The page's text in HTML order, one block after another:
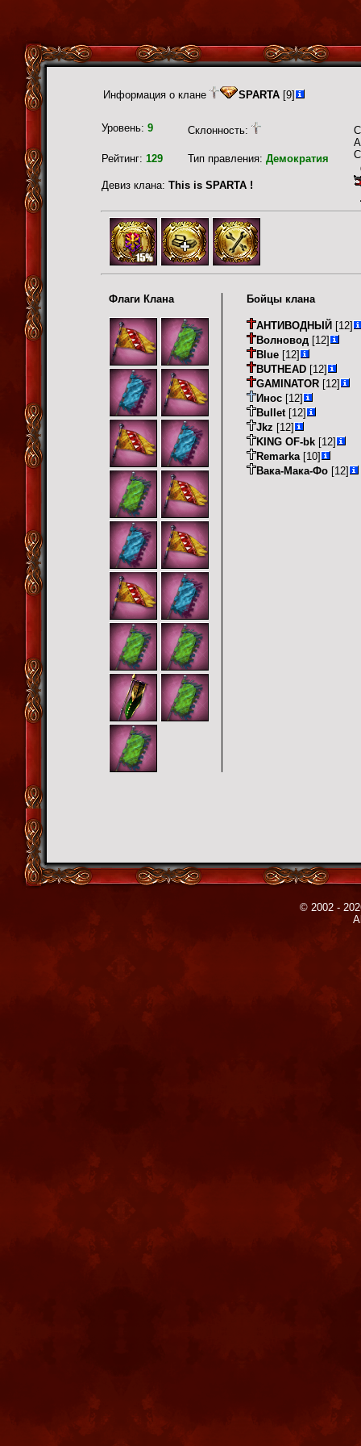
Информация о клане SPARTA [9]
Уровень: 9 Склонность:
Рейтинг: 129 Тип правления: Демократия
Девиз клана: This is SPARTA !
Флаги Клана Бойцы клана
АНТИВОДНЫЙ [12]
Волновод [12]
Blue [12]
BUTHEAD [12]
GAMINATOR [12]
Инос [12]
Bullet [12]
Jkz [12]
KING OF-bk [12]
Remarka [10]
Вака-Мака-Фо [12]
© 2002 -